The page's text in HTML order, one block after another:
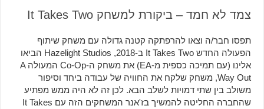
צמד לא חמד – ביקורת למשחק It Takes Two
תפסו חבר/ה וצאו להרפתקה קטנה גדולה עם משחק שיתוף
הפעולה החדש It Takes Two ב-2018, Hazelight Studios הביאו
אלינו (עם תמיכה כספית מ-EA) את משחק ה-Co-Op המעולה A
Way Out, משחק שלקח את החוויה של עבודה ביחד וסיפור
משולב בין שתי דמויות לשלב הבא. לכן זה לא היה ממש מפתיע
שהחברה החליטה להמשיך בז'אנר המשחקים הזה עם It Takes